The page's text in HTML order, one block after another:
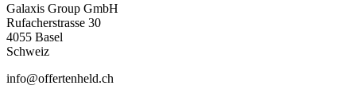
Galaxis Group GmbH
Rufacherstrasse 30
4055 Basel
Schweiz
info@offertenheld.ch